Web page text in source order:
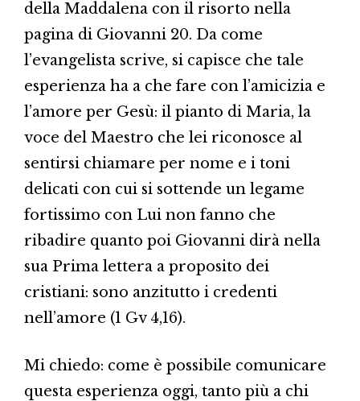
della Maddalena con il risorto nella
pagina di Giovanni 20. Da come
l’evangelista scrive, si capisce che tale
esperienza ha a che fare con l’amicizia e
l’amore per Gesù: il pianto di Maria, la
voce del Maestro che lei riconosce al
sentirsi chiamare per nome e i toni
delicati con cui si sottende un legame
fortissimo con Lui non fanno che
ribadire quanto poi Giovanni dirà nella
sua Prima lettera a proposito dei
cristiani: sono anzitutto i credenti
nell’amore (1 Gv 4,16).
Mi chiedo: come è possibile comunicare
questa esperienza oggi, tanto più a chi